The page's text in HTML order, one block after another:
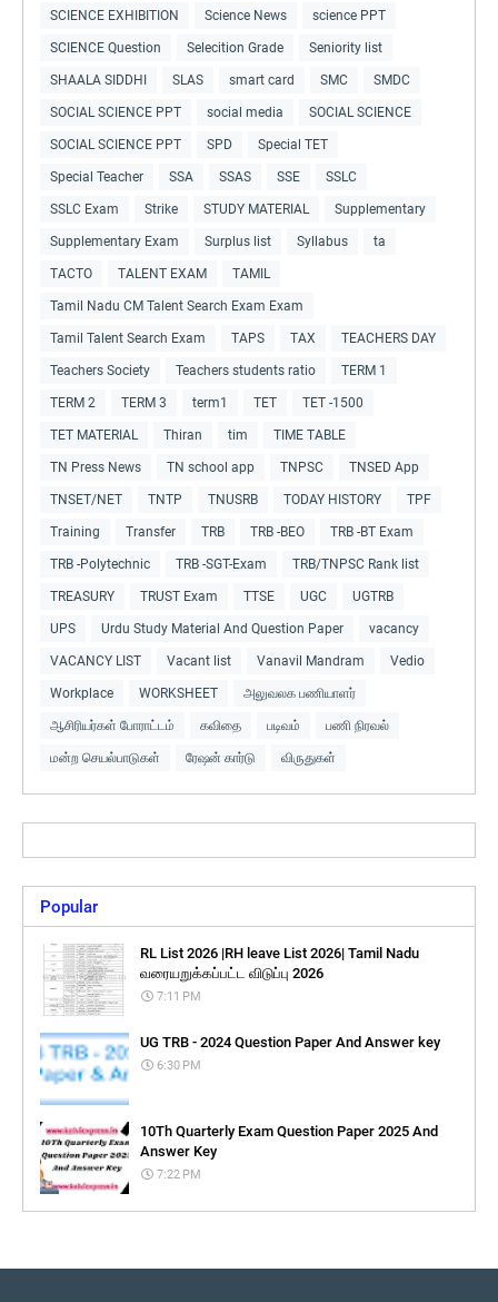
SCIENCE EXHIBITION Science News science PPT
SCIENCE Question Selecition Grade Seniority list
SHAALA SIDDHI SLAS smart card SMC SMDC
SOCIAL SCIENCE PPT social media SOCIAL SCIENCE
SOCIAL SCIENCE PPT SPD Special TET
Special Teacher SSA SSAS SSE SSLC
SSLC Exam Strike STUDY MATERIAL Supplementary
Supplementary Exam Surplus list Syllabus ta
TACTO TALENT EXAM TAMIL
Tamil Nadu CM Talent Search Exam Exam
Tamil Talent Search Exam TAPS TAX TEACHERS DAY
Teachers Society Teachers students ratio TERM 1
TERM 2 TERM 3 term1 TET TET -1500
TET MATERIAL Thiran tim TIME TABLE
TN Press News TN school app TNPSC TNSED App
TNSET/NET TNTP TNUSRB TODAY HISTORY TPF
Training Transfer TRB TRB -BEO TRB -BT Exam
TRB -Polytechnic TRB -SGT-Exam TRB/TNPSC Rank list
TREASURY TRUST Exam TTSE UGC UGTRB
UPS Urdu Study Material And Question Paper vacancy
VACANCY LIST Vacant list Vanavil Mandram Vedio
Workplace WORKSHEET அலுவலக பணியாளர்
ஆசிரியர்கள் போராட்டம் கவிதை படிவம் பணி நிரவல்
மன்ற செயல்பாடுகள் ரேஷன் கார்டு விருதுகள்
Popular
RL List 2026 |RH leave List 2026| Tamil Nadu
வரையறுக்கப்பட்ட விடுப்பு 2026
7:11 PM
UG TRB - 2024 Question Paper And Answer key
6:30 PM
10Th Quarterly Exam Question Paper 2025 And
Answer Key
7:22 PM